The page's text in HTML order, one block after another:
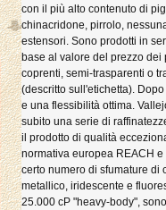
con il più alto contenuto di
chinacridone, pirrolo,
estensori. Sono prodotti in
base al valore del prezzo dei
coprenti, semi-trasparenti o
(descritto sull'etichetta).
e una flessibilità ottima.
subito una serie di
il prodotto di qualità
normativa europea REACH
certo numero di sfumature di
metallico, iridescente e
25.000 cP "heavy-body",